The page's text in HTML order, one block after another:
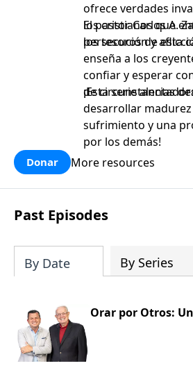
ofrece verdades
los cristianos que
persecución y
El pastor Carlos A.
los tesoros de esta
enseña a los
confiar y esperar
de circunstancias
¡Esta serie
desarrollar
sufrimiento y una
por los demás!
Donar More resources
Past Episodes
By Date By Series
Orar por Otros: